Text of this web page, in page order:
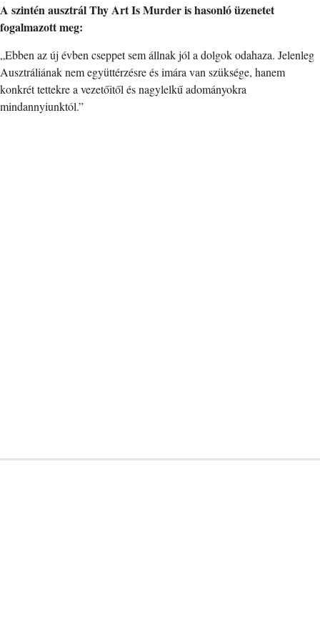
A szintén ausztrál Thy Art Is Murder is hasonló üzenetet
fogalmazott meg:
„Ebben az új évben cseppet sem állnak jól a dolgok odahaza. Jelenleg
Ausztráliának nem együttérzésre és imára van szüksége, hanem
konkrét tettekre a vezetőitől és nagylelkű adományokra
mindannyiunktól.”